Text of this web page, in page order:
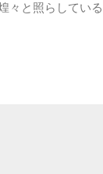
々と照らしてい
いたりします。
ドライトの点灯状